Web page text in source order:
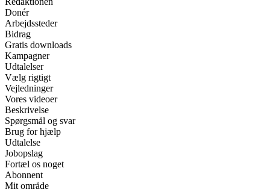
Donér
Arbejdssteder
Bidrag
Gratis downloads
Kampagner
Udtalelser
Vælg rigtigt
Vejledninger
Vores videoer
Beskrivelse
Spørgsmål og svar
Brug for hjælp
Udtalelse
Jobopslag
Fortæl os noget
Abonnent
Mit område